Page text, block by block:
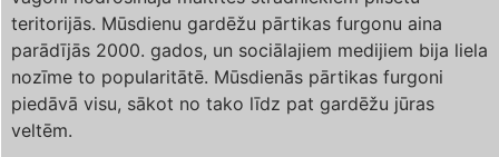
teritorijās. Mūsdienu gardēžu pārtikas furgonu aina
parādījās 2000. gados, un sociālajiem medijiem bija liela
nozīme to popularitātē. Mūsdienās pārtikas furgoni
piedāvā visu, sākot no tako līdz pat gardēžu jūras
veltēm.